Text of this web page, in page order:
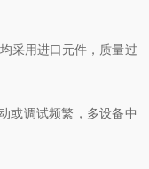
用进口元件，质量过
调试频繁，多设备中